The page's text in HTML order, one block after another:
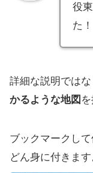
役
た！
詳細な説明ではな
かるような地図
ブックマークし
どん身に付きます